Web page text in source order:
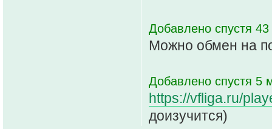
Добавлено спустя
Можно обмен на
Добавлено спустя 5
https://vfliga.ru/
доизучится)